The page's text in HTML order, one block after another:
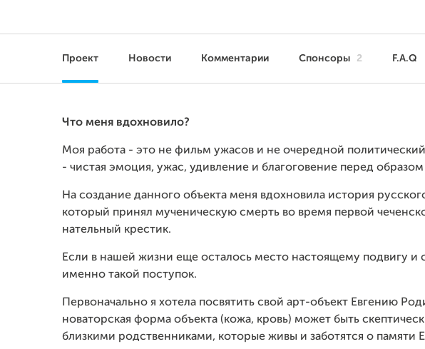
Проект Новости Комментарии Спонсоры 2 F.A.Q
Что меня вдохновило?
Моя работа - это не фильм ужасов и не очередной
- чистая эмоция, ужас, удивление и благоговение перед
На создание данного объекта меня вдохновила история
который принял мученическую смерть во время первой
нательный крестик.
Если в нашей жизни еще осталось место настоящему подвигу и
именно такой поступок.
Первоначально я хотела посвятить свой арт-объект Евгению
новаторская форма объекта (кожа, кровь) может быть
близкими родственниками, которые живы и заботятся о памяти